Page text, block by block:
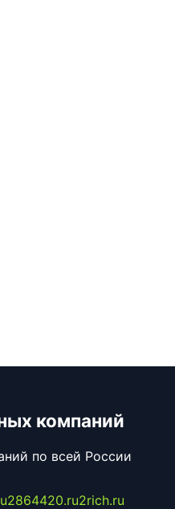
компаний
по всей России
2864420.ru2rich.ru